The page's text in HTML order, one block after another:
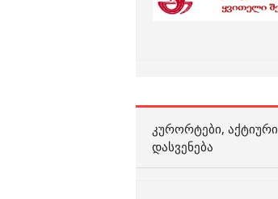
ᲙᲣᲠᲝᲠᲢᲔᲑᲘ, ᲐᲥᲢᲘᲣᲠᲘ
ᲓᲐᲡᲕᲔᲜᲔᲑᲐ